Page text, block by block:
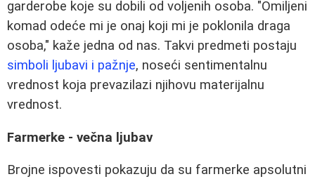
garderobe koje su dobili od voljenih osoba. "Omiljeni
komad odeće mi je onaj koji mi je poklonila draga
osoba," kaže jedna od nas. Takvi predmeti postaju
simboli ljubavi i pažnje, noseći sentimentalnu
vrednost koja prevazilazi njihovu materijalnu
vrednost.
Farmerke - večna ljubav
Brojne ispovesti pokazuju da su farmerke apsolutni